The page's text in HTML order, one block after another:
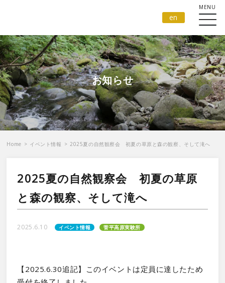
en
お知らせ
Home > イベント情報 > 2025夏の自然観察会 初夏の草原と森の観察、そして滝へ
2025夏の自然観察会 初夏の草原
と森の観察、そして滝へ
2025.6.10 イベント情報 菅平高原実験所
【2025.6.30追記】このイベントは定員に達したため